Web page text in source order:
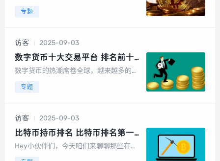
不断发展和数字货币市场的日益成熟，越
索一下那些在币圈中备受瞩目的十大BTC
交...
专题
访客 2025-09-03
数字货币十大交易平台 排名前十
靠谱好用的数字货币app
数字货币的热潮席卷全球，越来越多的人
靠谱的交易平台对于投资者来说至关重
起来盘点一下那些备受推崇的数字货币交
易平台，它...
专题
访客 2025-09-03
比特币持币排名 比特币排名第一
排名第二是哪个
Hey小伙伴们，今天咱们来聊聊那些在数